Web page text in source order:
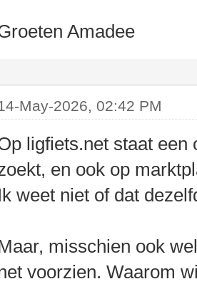
Amadee
May-2026, 02:42 PM
ligfiets.net staat een
en ook op
weet niet of dat
misschien ook
voorzien. Waarom